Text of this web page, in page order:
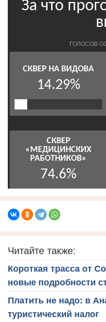
Читайте также:
Короткая трасса от
новые подробности
Платить не надо: в
туристический налог